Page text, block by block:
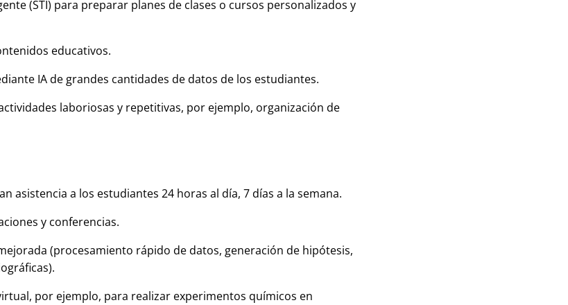
(STI) para preparar planes de clases o cursos personalizados y
educativos.
IA de grandes cantidades de datos de los estudiantes.
laboriosas y repetitivas, por ejemplo, organización de
asistencia a los estudiantes 24 horas al día, 7 días a la semana.
y conferencias.
(procesamiento rápido de datos, generación de hipótesis,
por ejemplo, para realizar experimentos químicos en